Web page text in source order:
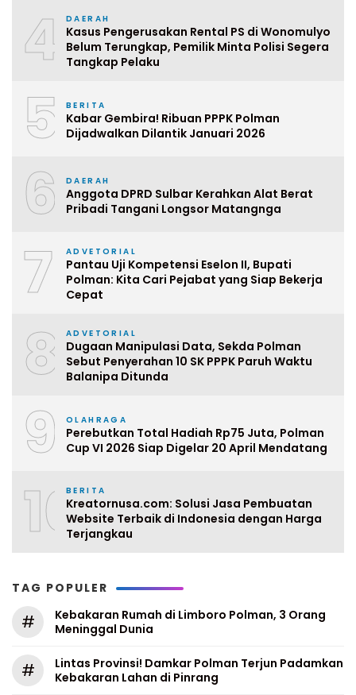
4 DAERAH
Kasus Pengerusakan Rental PS di Wonomulyo
Belum Terungkap, Pemilik Minta Polisi Segera
Tangkap Pelaku
5 BERITA
Kabar Gembira! Ribuan PPPK Polman
Dijadwalkan Dilantik Januari 2026
6 DAERAH
Anggota DPRD Sulbar Kerahkan Alat Berat
Pribadi Tangani Longsor Matangnga
7 ADVETORIAL
Pantau Uji Kompetensi Eselon II, Bupati
Polman: Kita Cari Pejabat yang Siap Bekerja
Cepat
8 ADVETORIAL
Dugaan Manipulasi Data, Sekda Polman
Sebut Penyerahan 10 SK PPPK Paruh Waktu
Balanipa Ditunda
9 OLAHRAGA
Perebutkan Total Hadiah Rp75 Juta, Polman
Cup VI 2026 Siap Digelar 20 April Mendatang
10BERITA
Kreatornusa.com: Solusi Jasa Pembuatan
Website Terbaik di Indonesia dengan Harga
Terjangkau
TAG POPULER
#
Kebakaran Rumah di Limboro Polman, 3 Orang
Meninggal Dunia
#
Lintas Provinsi! Damkar Polman Terjun Padamkan
Kebakaran Lahan di Pinrang